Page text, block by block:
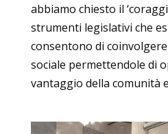
abbiamo chiesto il
strumenti legislativi che
consentono di
sociale permettendole di
vantaggio della comunità